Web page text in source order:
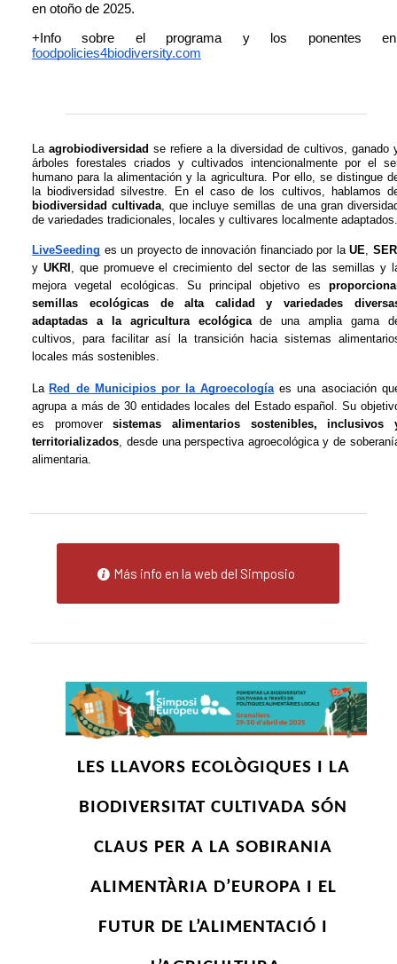
en otoño de 2025.
foodpolicies4biodiversity.com
La agrobiodiversidad se refiere a la diversidad de cultivos, ganado
árboles forestales criados y cultivados intencionalmente por el
humano para la alimentación y la agricultura. Por ello, se distingue
biodiversidad cultivada, que incluye semillas de una gran
de variedades tradicionales, locales y cultivares localmente adaptados.
LiveSeeding es un proyecto de innovación financiado por la UE,
y UKRI , que promueve el crecimiento del sector de las semillas y
mejora vegetal ecológicas. Su principal objetivo es
semillas ecológicas de alta calidad y variedades
adaptadas a la agricultura ecológica de una amplia gama
cultivos, para facilitar así la transición hacia sistemas
locales más sostenibles.
La Red de Municipios por la Agroecología es una asociación
agrupa a más de 30 entidades locales del Estado español. Su
es promover sistemas alimentarios sostenibles, inclusivos
territorializados, desde una perspectiva agroecológica y de
alimentaria.
Más info en la web del Simposio
LES LLAVORS ECOLÒGIQUES I LA
BIODIVERSITAT CULTIVADA SÓN
CLAUS PER A LA SOBIRANIA
ALIMENTÀRIA D’EUROPA I EL
FUTUR DE L’ALIMENTACIÓ I